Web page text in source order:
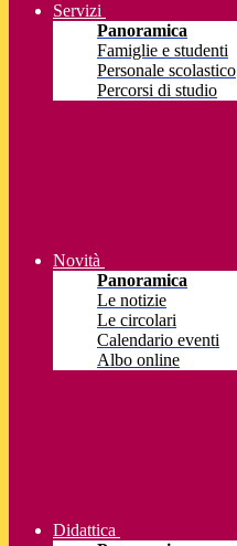
Servizi
Panoramica
Famiglie e studenti
Personale scolastico
Percorsi di studio
Novità
Panoramica
Le notizie
Le circolari
Calendario eventi
Albo online
Didattica